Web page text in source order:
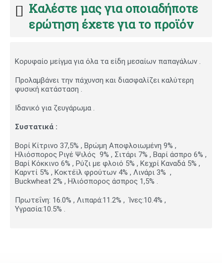
Καλέστε μας για οποιαδήποτε
ερώτηση έχετε για το προϊόν
Κορυφαίο μείγμα για όλα τα είδη μεσαίων παπαγάλων .
Προλαμβάνει την πάχυνση και διασφαλίζει καλύτερη
φυσική κατάσταση .
Ιδανικό για ζευγάρωμα .
Συστατικά :
Βορί Κίτρινο 37,5% , Βρώμη Αποφλοιωμένη 9% ,
Ηλιόσπορος Ριγέ Ψιλός 9% , Σιτάρι 7% , Βαρί άσπρο 6% ,
Βαρί Κόκκινο 6% , Ρύζι με φλοιό 5% , Κεχρί Καναδά 5% ,
Καρντί 5% , Kοκτέϊλ φρούτων 4% , Λινάρι 3% ,
Buckwheat 2% , Ηλιόσπορος άσπρος 1,5% .
Πρωτεΐνη: 16.0% , Λιπαρά:11.2% , Ίνες:10.4% ,
Υγρασία:10.5% .